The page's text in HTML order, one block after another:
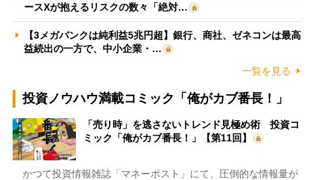
ースXが抱えるリスクの数々「絶対…
【3メガバンクは純利益5兆円超】銀行、商社、ゼネコンは最高
益続出の一方で、中小企業・…
一覧を見る
投資ノウハウ満載コミック「俺がカブ番長！」
「売り時」を逃さないトレンド見極め術 投資コ
ミック「俺がカブ番長！」【第11回】
かつて投資情報雑誌「マネーポスト」にて、圧倒的な情報量が